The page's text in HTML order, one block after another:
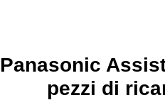
Panasonic
pezzi di